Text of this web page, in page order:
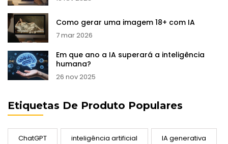
Como gerar uma imagem 18+ com IA
7 mar 2026
Em que ano a IA superará a inteligência
humana?
26 nov 2025
Etiquetas De Produto Populares
ChatGPT inteligência artificial IA generativa